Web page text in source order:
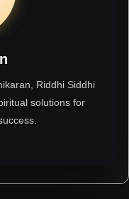
Riddhi Siddhi
solutions for